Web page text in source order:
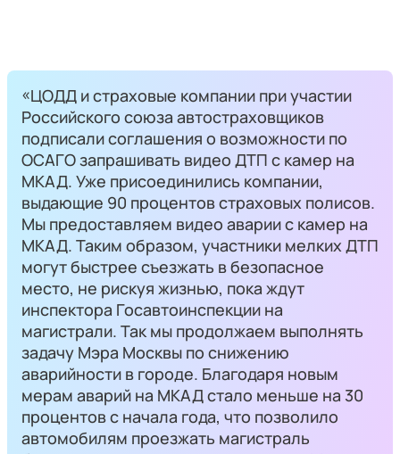
«ЦОДД и страховые компании при участии
Российского союза автостраховщиков
подписали соглашения о возможности по
ОСАГО запрашивать видео ДТП с камер на
МКАД. Уже присоединились компании,
выдающие 90 процентов страховых полисов.
Мы предоставляем видео аварии с камер на
МКАД. Таким образом, участники мелких ДТП
могут быстрее съезжать в безопасное
место, не рискуя жизнью, пока ждут
инспектора Госавтоинспекции на
магистрали. Так мы продолжаем выполнять
задачу Мэра Москвы по снижению
аварийности в городе. Благодаря новым
мерам аварий на МКАД стало меньше на 30
процентов с начала года, что позволило
автомобилям проезжать магистраль